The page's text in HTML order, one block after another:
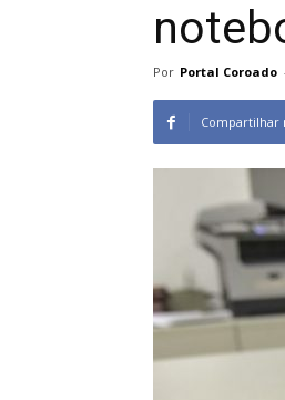
Por Portal Coroado
Compartilhar